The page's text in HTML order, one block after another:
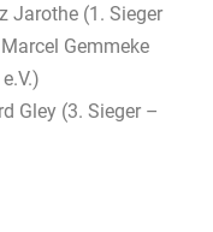
Jarothe (1. Sieger
Gemmeke
Gley (3. Sieger –